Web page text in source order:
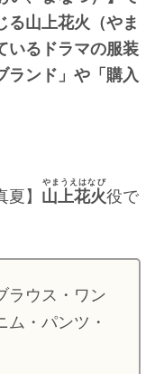
る山上花火（やま
いるドラマの服装
ランド」や「購入
】 山上花火
やまうえはなび
役で
ラウス・ワン
ム・パンツ・